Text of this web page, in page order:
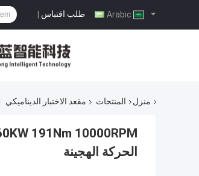
طلب اقتباس |
منزل المنتجات مقعد الاختبار الديناميكي
الحركة الهجينة